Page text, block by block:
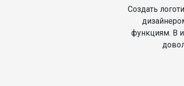
Cоздать
функциям. В